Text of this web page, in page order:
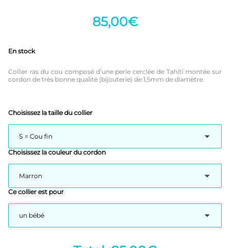
85,00€
En stock
Collier ras du cou composé d’une perle cerclée de Tahiti montée sur
cordon de très bonne qualité (bijouterie) de 1,5mm de diamètre.
Choisissez la taille du collier
Choisissez la couleur du cordon
Ce collier est pour